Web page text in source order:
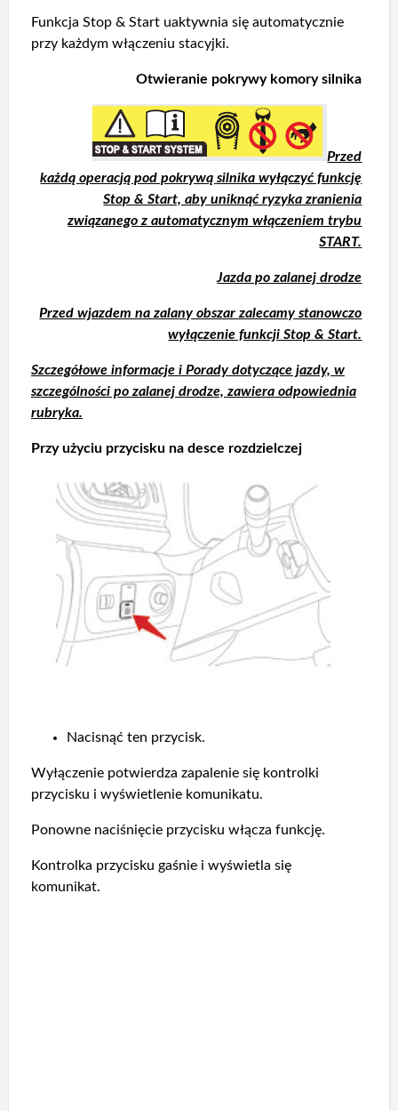
Funkcja Stop & Start uaktywnia się automatycznie
przy każdym włączeniu stacyjki.
Otwieranie pokrywy komory silnika
Przed
każdą operacją pod pokrywą silnika wyłączyć funkcję
Stop & Start, aby uniknąć ryzyka zranienia
związanego z automatycznym włączeniem trybu
START.
Jazda po zalanej drodze
Przed wjazdem na zalany obszar zalecamy stanowczo
wyłączenie funkcji Stop & Start.
Szczegółowe informacje i Porady dotyczące jazdy, w
szczególności po zalanej drodze, zawiera odpowiednia
rubryka.
Przy użyciu przycisku na desce rozdzielczej
Nacisnąć ten przycisk.
Wyłączenie potwierdza zapalenie się kontrolki
przycisku i wyświetlenie komunikatu.
Ponowne naciśnięcie przycisku włącza funkcję.
Kontrolka przycisku gaśnie i wyświetla się
komunikat.